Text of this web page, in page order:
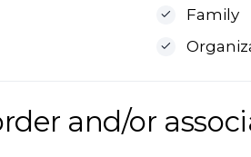
Family
and/or